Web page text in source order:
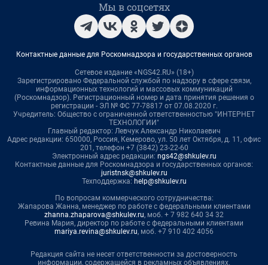
Мы в соцсетях
Контактные данные для Роскомнадзора и государственных органов
Сетевое издание «NGS42.RU» (18+)
Зарегистрировано Федеральной службой по надзору в сфере связи,
информационных технологий и массовых коммуникаций
(Роскомнадзор). Регистрационный номер и дата принятия решения о
регистрации - ЭЛ № ФС 77-78817 от 07.08.2020 г.
Учредитель: Общество с ограниченной ответственностью "ИНТЕРНЕТ
ТЕХНОЛОГИИ"
Главный редактор: Левчук Александр Николаевич
Адрес редакции: 650000, Россия, Кемерово, ул. 50 лет Октября, д. 11, офис
201, телефон +7 (3842) 23-22-60
Электронный адрес редакции: ngs42@shkulev.ru
Контактные данные для Роскомнадзора и государственных органов:
juristnsk@shkulev.ru
Техподдержка: help@shkulev.ru
По вопросам коммерческого сотрудничества:
Жапарова Жанна, менеджер по работе с федеральными клиентами
zhanna.zhaparova@shkulev.ru, моб. + 7 982 640 34 32
Ревина Мария, директор по работе с федеральными клиентами
mariya.revina@shkulev.ru, моб. +7 910 402 4056
Редакция сайта не несет ответственности за достоверность
информации, содержащейся в рекламных объявлениях.